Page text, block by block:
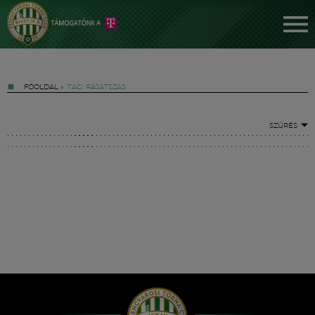
FŐOLDAL » TAG: RÁJÁTSZÁS
SZŰRÉS
Hírek